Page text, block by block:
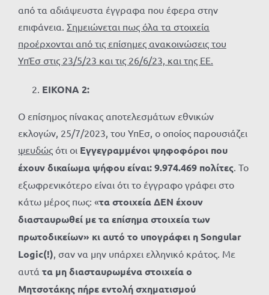
από τα αδιάψευστα έγγραφα που έφερα στην
επιφάνεια. Σημειώνεται πως όλα τα στοιχεία
προέρχονται από τις επίσημες ανακοινώσεις του
ΥπΈσ στις 23/5/23 και τις 26/6/23, και της ΕΕ.
ΕΙΚΟΝΑ 2:
Ο επίσημος πίνακας αποτελεσμάτων εθνικών
εκλογών, 25/7/2023, του ΥπΕσ, ο οποίος παρουσιάζει
ψευδώς ότι οι Εγγεγραμμένοι ψηφοφόροι που
έχουν δικαίωμα ψήφου είναι: 9.974.469 πολίτες. Το
εξωφρενικότερο είναι ότι το έγγραφο γράφει στο
κάτω μέρος πως: «τα στοιχεία ΔΕΝ έχουν
διασταυρωθεί με τα επίσημα στοιχεία των
πρωτοδικείων» κι αυτό το υπογράφει ηSongular
Logic(!), σαν να μην υπάρχει ελληνικό κράτος. Με
αυτά τα μη διασταυρωμένα στοιχεία ο
Μητσοτάκης πήρε εντολή σχηματισμού